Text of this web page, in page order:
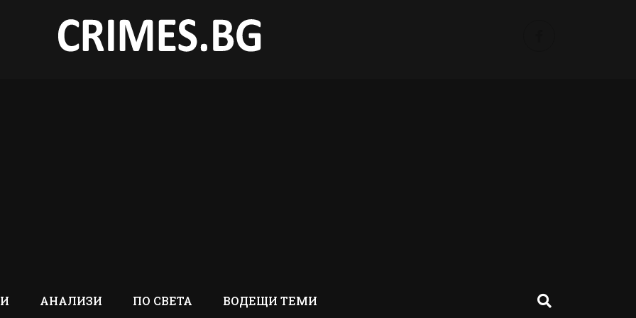
АНАЛИЗИ ПО СВЕТА ВОДЕЩИ ТЕМИ